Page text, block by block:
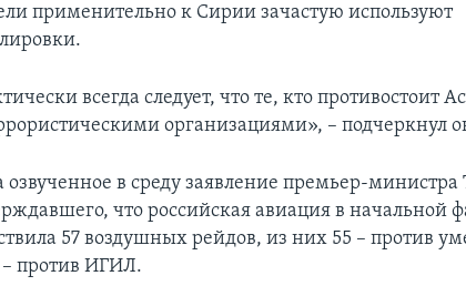
применительно к Сирии зачастую используют
всегда следует, что те, кто противостоит
организациями», – подчеркнул
в среду заявление премьер-
что российская авиация в начальной
57 воздушных рейдов, из них 55 – против
против ИГИЛ.